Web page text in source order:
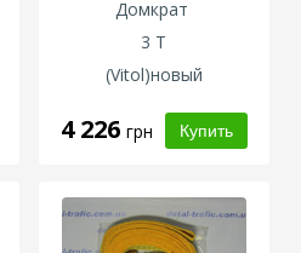
Домкрат
3 Т
(Vitol)новый
4 226 грн